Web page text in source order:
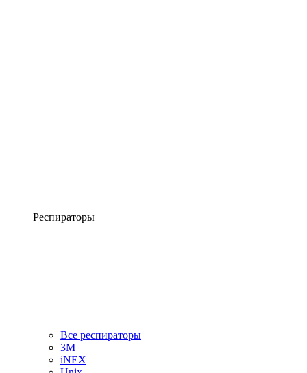
Респираторы
Все респираторы
3М
iNEX